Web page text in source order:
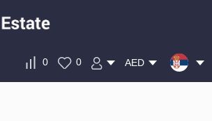
0 0 AED